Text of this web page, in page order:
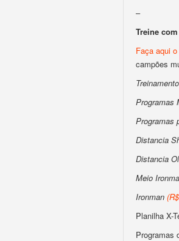
–
Treine
Faça aqui o
campões
Programas
Programas
Distancia
Distancia
Meio
Ironman (
Planilha X-
Programas